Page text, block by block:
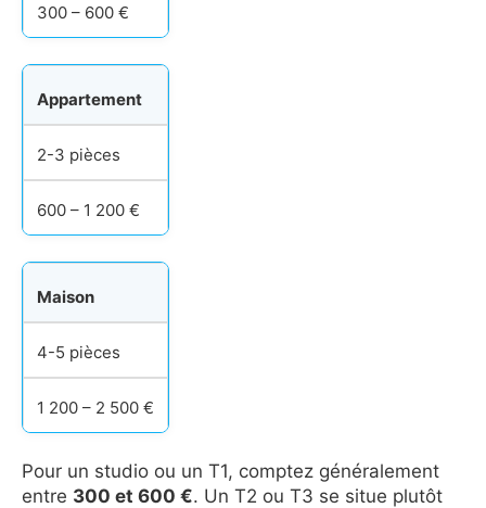
300 – 600 €
Appartement
2-3 pièces
600 – 1 200 €
Maison
4-5 pièces
1 200 – 2 500 €
Pour un studio ou un T1, comptez généralement
entre 300 et 600 €. Un T2 ou T3 se situe plutôt